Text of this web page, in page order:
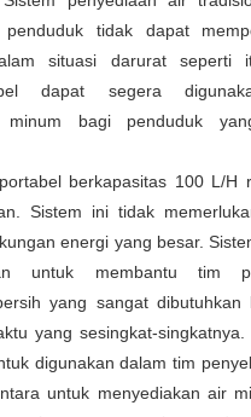
penduduk tidak dapat
situasi darurat seperti
dapat segera
minum bagi penduduk
berkapasitas 100 L/H
Sistem ini tidak
energi yang besar.
untuk membantu tim
yang sangat dibutuhkan
yang sesingkat-singkatnya.
digunakan dalam tim
untuk menyediakan air